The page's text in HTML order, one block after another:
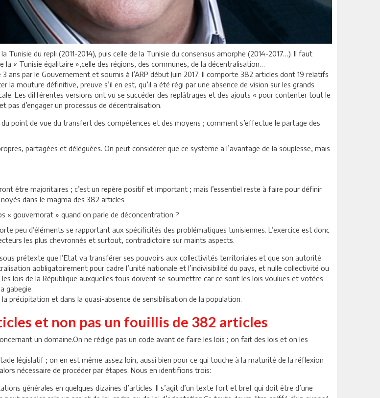
Tunisie du repli (2011-2014), puis celle de la Tunisie du consensus amorphe (2014-2017…). Il faut
« Tunisie égalitaire »,celle des régions, des communes, de la décentralisation…
ans par le Gouvernement et soumis à l’ARP début Juin 2017. Il comporte 382 articles dont 19 relatifs
mouture définitive, preuve s’il en est, qu’il a été régi par une absence de vision sur les grands
Les différentes versions ont vu se succéder des replâtrages et des ajouts « pour contenter tout le
d’engager un processus de décentralisation.
point de vue du transfert des compétences et des moyens ; comment s’effectue le partage des
partagées et déléguées. On peut considérer que ce système a l’avantage de la souplesse, mais
être majoritaires ; c’est un repère positif et important ; mais l’essentiel reste à faire pour définir
dans le magma des 382 articles
« gouvernorat » quand on parle de déconcentration ?
peu d’éléments se rapportant aux spécificités des problématiques tunisiennes. L’exercice est donc
les plus chevronnés et surtout, contradictoire sur maints aspects.
prétexte que l’Etat va transférer ses pouvoirs aux collectivités territoriales et que son autorité
aobligatoirement pour cadre l’unité nationale et l’indivisibilité du pays, et nulle collectivité ou
lois de la République auxquelles tous doivent se soumettre car ce sont les lois voulues et votées
gabegie.
précipitation et dans la quasi-absence de sensibilisation de la population.
et non pas un fouillis de 382 articles
un domaine.On ne rédige pas un code avant de faire les lois ; on fait des lois et on les
législatif ; on en est même assez loin, aussi bien pour ce qui touche à la maturité de la réflexion
nécessaire de procéder par étapes. Nous en identifions trois:
générales en quelques dizaines d’articles. Il s’agit d’un texte fort et bref qui doit être d’une